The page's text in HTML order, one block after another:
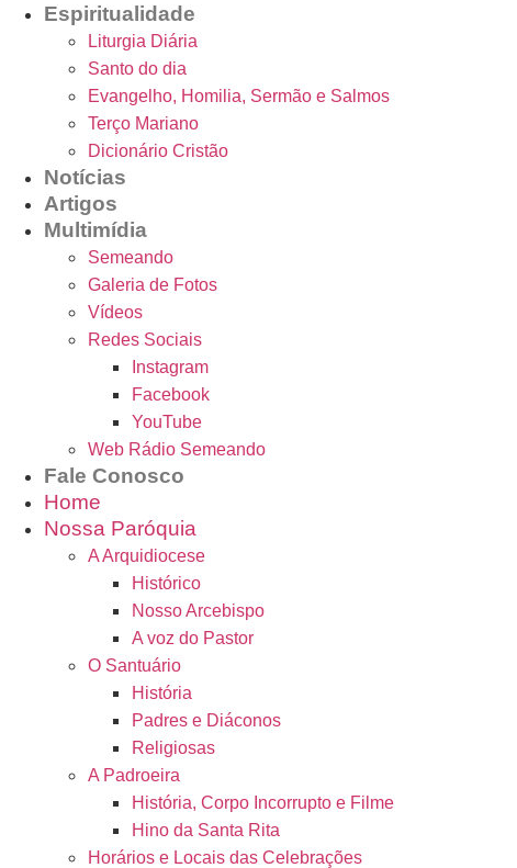
Espiritualidade
Liturgia Diária
Santo do dia
Evangelho, Homilia, Sermão e Salmos
Terço Mariano
Dicionário Cristão
Notícias
Artigos
Multimídia
Semeando
Galeria de Fotos
Vídeos
Redes Sociais
Instagram
Facebook
YouTube
Web Rádio Semeando
Fale Conosco
Home
Nossa Paróquia
A Arquidiocese
Histórico
Nosso Arcebispo
A voz do Pastor
O Santuário
História
Padres e Diáconos
Religiosas
A Padroeira
História, Corpo Incorrupto e Filme
Hino da Santa Rita
Horários e Locais das Celebrações